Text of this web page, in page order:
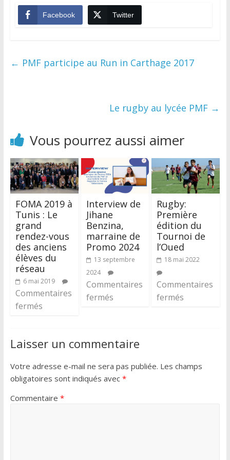
Facebook Twitter
← PMF participe au Run in Carthage 2017
Le rugby au lycée PMF →
Vous pourrez aussi aimer
FOMA 2019 à
Tunis : Le
grand
rendez-vous
des anciens
élèves du
réseau
6 mai 2019
Commentaires
fermés
Interview de
Jihane
Benzina,
marraine de
Promo 2024
13 septembre
2024
Commentaires
fermés
Rugby:
Première
édition du
Tournoi de
l’Oued
18 mai 2022
Commentaires
fermés
Laisser un commentaire
Votre adresse e-mail ne sera pas publiée. Les champs
obligatoires sont indiqués avec *
Commentaire *